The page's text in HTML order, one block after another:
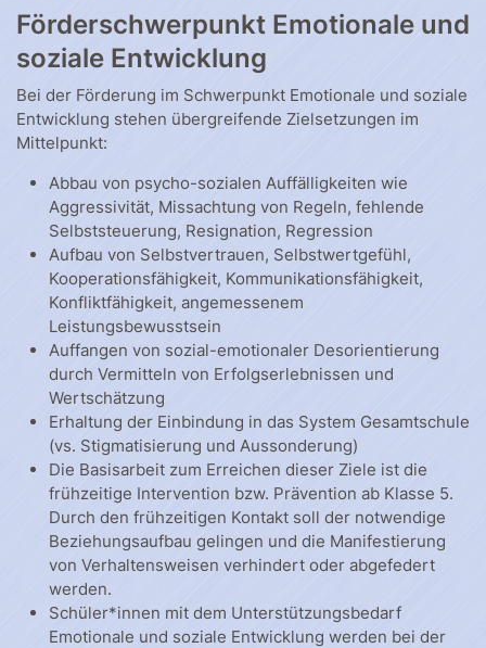
Förderschwerpunkt Emotionale und
soziale Entwicklung
Bei der Förderung im Schwerpunkt Emotionale und soziale
Entwicklung stehen übergreifende Zielsetzungen im
Mittelpunkt:
Abbau von psycho-sozialen Auffälligkeiten wie
Aggressivität, Missachtung von Regeln, fehlende
Selbststeuerung, Resignation, Regression
Aufbau von Selbstvertrauen, Selbstwertgefühl,
Kooperationsfähigkeit, Kommunikationsfähigkeit,
Konfliktfähigkeit, angemessenem
Leistungsbewusstsein
Auffangen von sozial-emotionaler Desorientierung
durch Vermitteln von Erfolgserlebnissen und
Wertschätzung
Erhaltung der Einbindung in das System Gesamtschule
(vs. Stigmatisierung und Aussonderung)
Die Basisarbeit zum Erreichen dieser Ziele ist die
frühzeitige Intervention bzw. Prävention ab Klasse 5.
Durch den frühzeitigen Kontakt soll der notwendige
Beziehungsaufbau gelingen und die Manifestierung
von Verhaltensweisen verhindert oder abgefedert
werden.
Schüler*innen mit dem Unterstützungsbedarf
Emotionale und soziale Entwicklung werden bei der